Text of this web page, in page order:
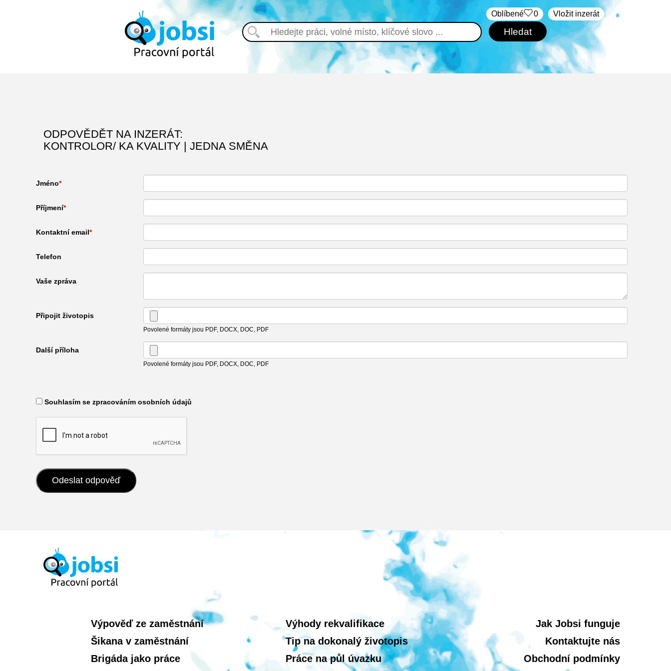
Vložit inzerát
Oblíbené 0
ODPOVĚDĚT NA INZERÁT:
KONTROLOR/ KA KVALITY | JEDNA SMĚNA
Jméno
Příjmení
Kontaktní email
Telefon
Vaše zpráva
Připojit životopis
Povolené formáty jsou PDF, DOCX, DOC, PDF
Další příloha
Povolené formáty jsou PDF, DOCX, DOC, PDF
​ Souhlasím se zpracováním osobních údajů
Výpověď ze zaměstnání
Šikana v zaměstnání
Brigáda jako práce
Výhody rekvalifikace
Tip na dokonalý životopis
Práce na půl úvazku
Jak Jobsi funguje
Kontaktujte nás
Obchodní podmínky